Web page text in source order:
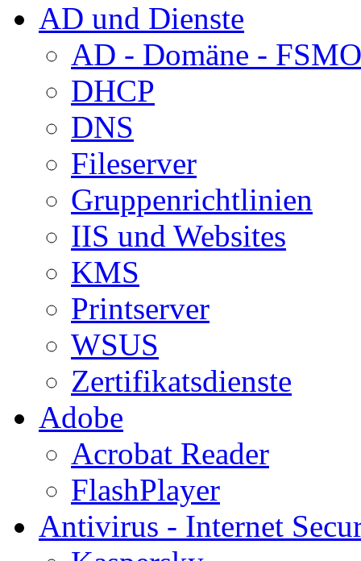
AD und Dienste
AD - Domäne - FSMO
DHCP
DNS
Fileserver
Gruppenrichtlinien
IIS und Websites
KMS
Printserver
WSUS
Zertifikatsdienste
Adobe
Acrobat Reader
FlashPlayer
Antivirus - Internet